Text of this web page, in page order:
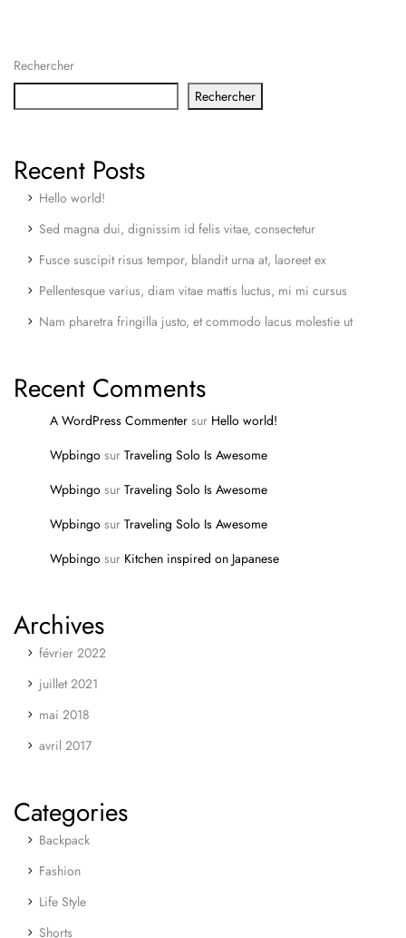
Rechercher
Rechercher
Recent Posts
Hello world!
Sed magna dui, dignissim id felis vitae, consectetur
Fusce suscipit risus tempor, blandit urna at, laoreet ex
Pellentesque varius, diam vitae mattis luctus, mi mi cursus
Nam pharetra fringilla justo, et commodo lacus molestie ut
Recent Comments
A WordPress Commenter sur Hello world!
Wpbingo sur Traveling Solo Is Awesome
Wpbingo sur Traveling Solo Is Awesome
Wpbingo sur Traveling Solo Is Awesome
Wpbingo sur Kitchen inspired on Japanese
Archives
février 2022
juillet 2021
mai 2018
avril 2017
Categories
Backpack
Fashion
Life Style
Shorts